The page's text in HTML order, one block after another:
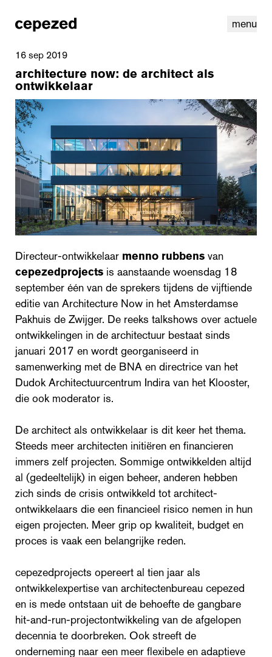
menu
linkedininstagram cookiesnl | en
16 sep 2019
architecture now: de architect als
ontwikkelaar
Directeur-ontwikkelaar menno rubbens van
cepezedprojects is aanstaande woensdag 18
september één van de sprekers tijdens de vijftiende
editie van Architecture Now in het Amsterdamse
Pakhuis de Zwijger. De reeks talkshows over actuele
ontwikkelingen in de architectuur bestaat sinds
januari 2017 en wordt georganiseerd in
samenwerking met de BNA en directrice van het
Dudok Architectuurcentrum Indira van het Klooster,
die ook moderator is.
De architect als ontwikkelaar is dit keer het thema.
Steeds meer architecten initiëren en financieren
immers zelf projecten. Sommige ontwikkelden altijd
al (gedeeltelijk) in eigen beheer, anderen hebben
zich sinds de crisis ontwikkeld tot architect-
ontwikkelaars die een financieel risico nemen in hun
eigen projecten. Meer grip op kwaliteit, budget en
proces is vaak een belangrijke reden.
cepezedprojects opereert al tien jaar als
ontwikkelexpertise van architectenbureau cepezed
en is mede ontstaan uit de behoefte de gangbare
hit-and-run-projectontwikkeling van de afgelopen
decennia te doorbreken. Ook streeft de
onderneming naar een meer flexibele en adaptieve